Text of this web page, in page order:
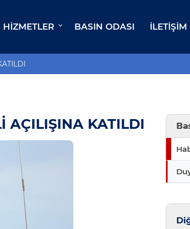
HIZMETLER BASIN ODASI İLETIŞIM
AÇILIŞINA KATILDI